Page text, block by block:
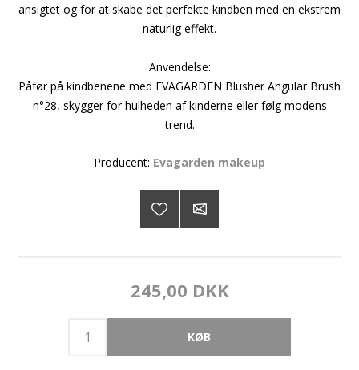
ansigtet og for at skabe det perfekte kindben med en ekstrem
naturlig effekt.
Anvendelse:
Påfør på kindbenene med EVAGARDEN Blusher Angular Brush
n°28, skygger for hulheden af kinderne eller følg modens
trend.
Producent: Evagarden makeup
245,00 DKK